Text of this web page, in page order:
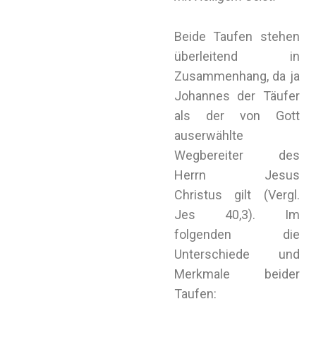
Beide Taufen stehen
überleitend in
Zusammenhang, da ja
Johannes der Täufer
als der von Gott
auserwählte
Wegbereiter des
Herrn Jesus
Christus gilt (Vergl.
Jes 40,3). Im
folgenden die
Unterschiede und
Merkmale beider
Taufen: